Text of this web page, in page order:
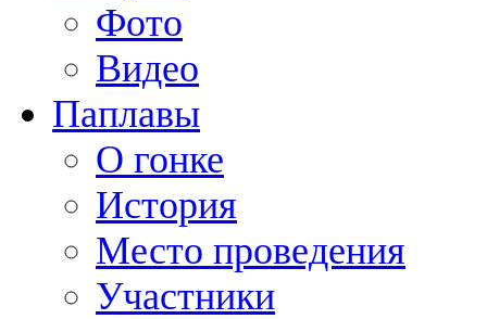
Фото
Видео
Паплавы
О гонке
История
Место проведения
Участники